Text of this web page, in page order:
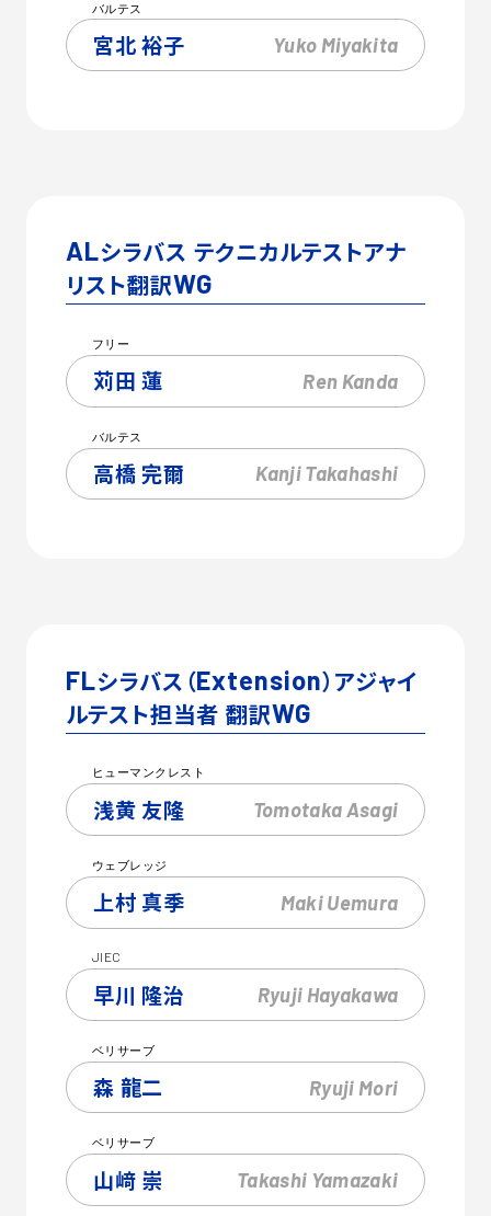
バルテス
宮北 裕子 Yuko Miyakita
ALシラバス テクニカルテストアナ
リスト翻訳WG
フリー
苅田 蓮 Ren Kanda
バルテス
高橋 完爾 KanjiTakahashi
FLシラバス（Extension）アジャイ
ルテスト担当者 翻訳WG
ヒューマンクレスト
浅黄 友隆 TomotakaAsagi
ウェブレッジ
上村 真季 MakiUemura
JIEC
早川 隆治 Ryuji Hayakawa
ベリサーブ
森 龍二 Ryuji Mori
ベリサーブ
山﨑 崇 Takashi Yamazaki